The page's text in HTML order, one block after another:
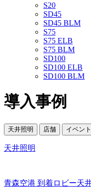
S20
SD45
SD45 BLM
S75
S75 ELB
S75 BLM
SD100
SD100 ELB
SD100 BLM
導入事例
天井照明 店舗 イベント
天井照明
青森空港 到着ロビー天